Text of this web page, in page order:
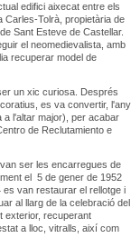
edifici aixecat entre els
Carles-Tolrà, propietària de
Sant Esteve de Castellar.
el neomedievalista, amb
recuperar model de
un xic curiosa. Després
es va convertir, l'any
a l'altar major), per acabar
de Reclutamiento e
ser les encarregues de
el 5 de gener de 1952
es van restaurar el rellotge i
al llarg de la celebració del
exterior, recuperant
a lloc, vitralls, així com